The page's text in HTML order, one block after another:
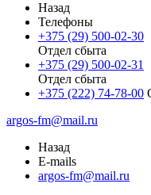
Назад
Телефоны
+375 (29) 500-02-30
Отдел сбыта
+375 (29) 500-02-31
Отдел сбыта
+375 (222) 74-78-00
argos-fm@mail.ru
Назад
E-mails
argos-fm@mail.ru